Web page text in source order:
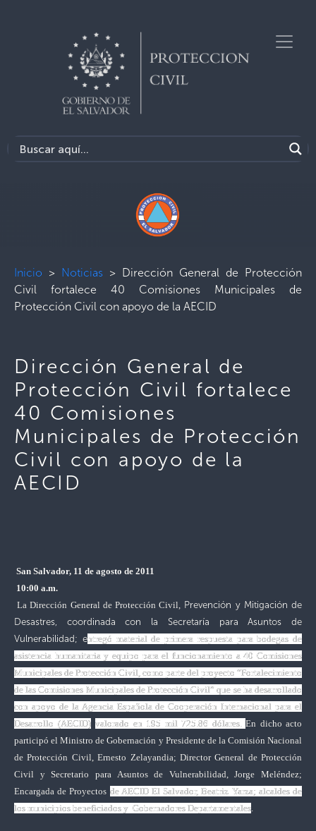
Inicio > Noticias > Dirección General de Protección
Civil fortalece 40 Comisiones Municipales de
Protección Civil con apoyo de la AECID
Dirección General de
Protección Civil fortalece
40 Comisiones
Municipales de Protección
Civil con apoyo de la
AECID
San Salvador, 11 de agosto de 2011
10:00 a.m.
La Dirección General de Protección Civil, Prevención y Mitigación de
Desastres, coordinada con la Secretaría para Asuntos de
Vulnerabilidad; entregó material de primera respuesta para bodegas de
asistencia humanitaria y equipo para el funcionamiento a 40 Comisiones
Municipales de Protección Civil, como parte del proyecto “Fortalecimiento
de las Comisiones Municipales de Protección Civil” que se ha desarrollado
con apoyo de la Agencia Española de Cooperación Internacional para el
Desarrollo (AECID) valorado en 195 mil 725.86 dólares. En dicho acto
participó el Ministro de Gobernación y Presidente de la Comisión Nacional
de Protección Civil, Ernesto Zelayandia; Director General de Protección
Civil y Secretario para Asuntos de Vulnerabilidad, Jorge Meléndez;
Encargada de Proyectos de AECID El Salvador, Beatriz Yarza; alcaldes de
los municipios beneficiados y Gobernadores Departamentales.